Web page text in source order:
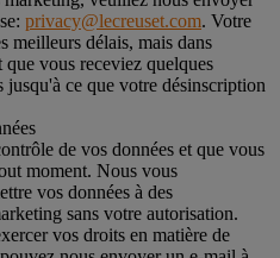
privacy@lecreuset.com. Votre
meilleurs délais, mais dans
que vous receviez quelques
ce que votre désinscription
de vos données et que vous
moment. Nous vous
vos données à des
sans votre autorisation.
vos droits en matière de